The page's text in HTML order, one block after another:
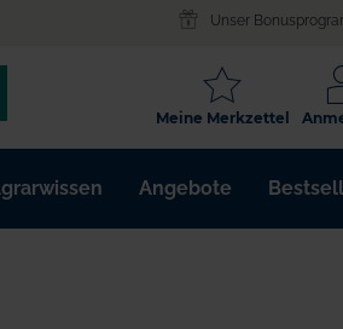
Unser
Meine Merkzettel
Angebote